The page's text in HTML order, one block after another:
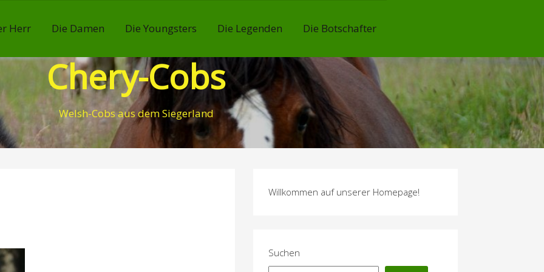
Herr Die Damen Die Youngsters Die Legenden Die Botschafter
Chery-Cobs
Welsh-Cobs aus dem Siegerland
Willkommen auf unserer Homepage!
Suchen